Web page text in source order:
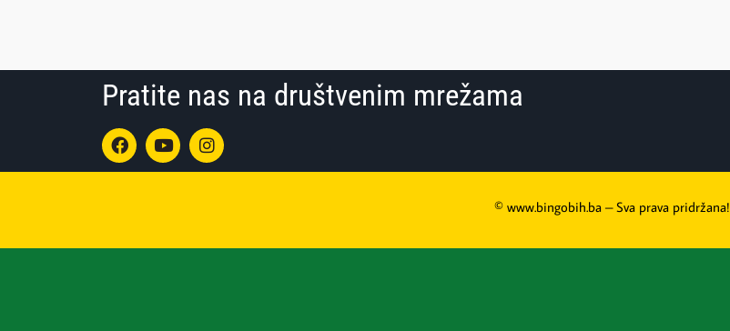
Pratite nas na društvenim mrežama
© www.bingobih.ba – Sva prava pridržana!